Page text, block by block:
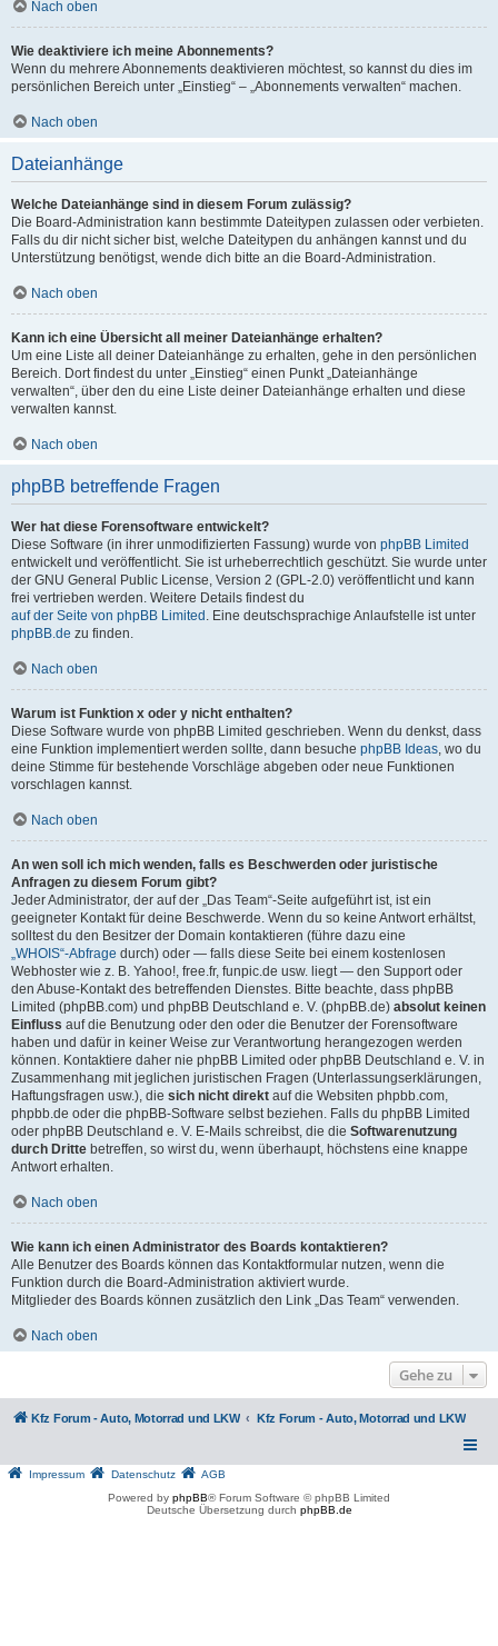
Nach oben
Wie deaktiviere ich meine Abonnements?
Wenn du mehrere Abonnements deaktivieren möchtest, so kannst du dies im
persönlichen Bereich unter „Einstieg“ – „Abonnements verwalten“ machen.
Nach oben
Dateianhänge
Welche Dateianhänge sind in diesem Forum zulässig?
Die Board-Administration kann bestimmte Dateitypen zulassen oder verbieten.
Falls du dir nicht sicher bist, welche Dateitypen du anhängen kannst und du
Unterstützung benötigst, wende dich bitte an die Board-Administration.
Nach oben
Kann ich eine Übersicht all meiner Dateianhänge erhalten?
Um eine Liste all deiner Dateianhänge zu erhalten, gehe in den persönlichen
Bereich. Dort findest du unter „Einstieg“ einen Punkt „Dateianhänge
verwalten“, über den du eine Liste deiner Dateianhänge erhalten und diese
verwalten kannst.
Nach oben
phpBB betreffende Fragen
Wer hat diese Forensoftware entwickelt?
Diese Software (in ihrer unmodifizierten Fassung) wurde von phpBB Limited
entwickelt und veröffentlicht. Sie ist urheberrechtlich geschützt. Sie wurde unter
der GNU General Public License, Version 2 (GPL-2.0) veröffentlicht und kann
frei vertrieben werden. Weitere Details findest du
auf der Seite von phpBB Limited . Eine deutschsprachige Anlaufstelle ist unter
phpBB.de zu finden.
Nach oben
Warum ist Funktion x oder y nicht enthalten?
Diese Software wurde von phpBB Limited geschrieben. Wenn du denkst, dass
eine Funktion implementiert werden sollte, dann besuche phpBB Ideas, wo du
deine Stimme für bestehende Vorschläge abgeben oder neue Funktionen
vorschlagen kannst.
Nach oben
An wen soll ich mich wenden, falls es Beschwerden oder juristische
Anfragen zu diesem Forum gibt?
Jeder Administrator, der auf der „Das Team“-Seite aufgeführt ist, ist ein
geeigneter Kontakt für deine Beschwerde. Wenn du so keine Antwort erhältst,
solltest du den Besitzer der Domain kontaktieren (führe dazu eine
„WHOIS“-Abfrage durch) oder — falls diese Seite bei einem kostenlosen
Webhoster wie z. B. Yahoo!, free.fr, funpic.de usw. liegt — den Support oder
den Abuse-Kontakt des betreffenden Dienstes. Bitte beachte, dass phpBB
Limited (phpBB.com) und phpBB Deutschland e. V. (phpBB.de) absolut keinen
Einfluss auf die Benutzung oder den oder die Benutzer der Forensoftware
haben und dafür in keiner Weise zur Verantwortung herangezogen werden
können. Kontaktiere daher nie phpBB Limited oder phpBB Deutschland e. V. in
Zusammenhang mit jeglichen juristischen Fragen (Unterlassungserklärungen,
Haftungsfragen usw.), die sich nicht direkt auf die Websiten phpbb.com,
phpbb.de oder die phpBB-Software selbst beziehen. Falls du phpBB Limited
oder phpBB Deutschland e. V. E-Mails schreibst, die die Softwarenutzung
durch Dritte betreffen, so wirst du, wenn überhaupt, höchstens eine knappe
Antwort erhalten.
Nach oben
Wie kann ich einen Administrator des Boards kontaktieren?
Alle Benutzer des Boards können das Kontaktformular nutzen, wenn die
Funktion durch die Board-Administration aktiviert wurde.
Mitglieder des Boards können zusätzlich den Link „Das Team“ verwenden.
Nach oben
Gehe zu
Kfz Forum - Auto, Motorrad und LKW Kfz Forum - Auto, Motorrad und LKW
Impressum Datenschutz
AGB
Powered by phpBB® Forum Software © phpBB Limited
Deutsche Übersetzung durch phpBB.de